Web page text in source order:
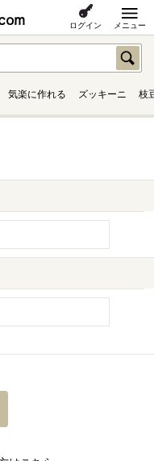
ログイン メニュー
気楽に作れる ズッキーニ 枝